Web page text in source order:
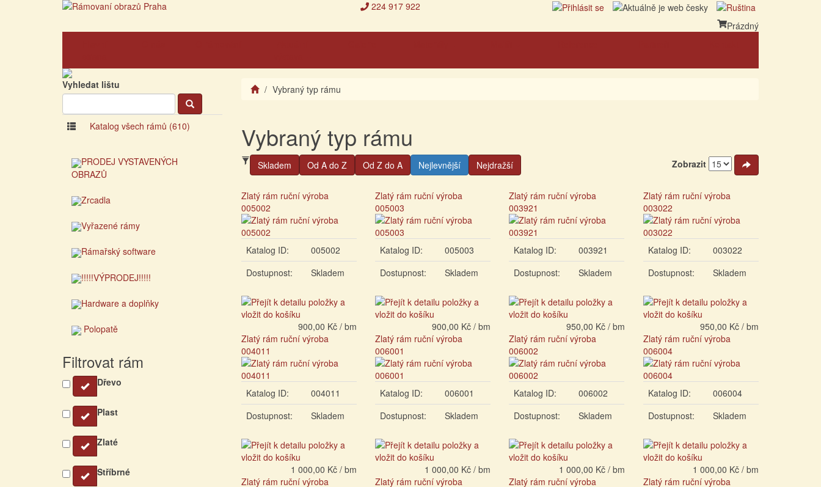
224 917 922
Prázdný
Vyhledat lištu
Katalog všech rámů (610)
PRODEJ VYSTAVENÝCH
OBRAZŮ
Zrcadla
Vyřazené rámy
Rámařský software
!!!!!VÝPRODEJ!!!!!
Hardware a doplňky
Polopatě
Filtrovat rám
Dřevo
Plast
Zlaté
Stříbrné
Vybraný typ rámu
Vybraný typ rámu
Skladem Od A do Z Od Z do A Nejlevnější Nejdražší Zobrazit
Zlatý rám ruční výroba
005002
Katalog ID:
005002
Dostupnost:
Skladem
900,00 Kč / bm
Zlatý rám ruční výroba
005003
Katalog ID:
005003
Dostupnost:
Skladem
900,00 Kč / bm
Zlatý rám ruční výroba
003921
Katalog ID:
003921
Dostupnost:
Skladem
950,00 Kč / bm
Zlatý rám ruční výroba
003022
Katalog ID:
003022
Dostupnost:
Skladem
950,00 Kč / bm
Zlatý rám ruční výroba
004011
Katalog ID:
004011
Dostupnost:
Skladem
1 000,00 Kč / bm
Zlatý rám ruční výroba
006001
Katalog ID:
006001
Dostupnost:
Skladem
1 000,00 Kč / bm
Zlatý rám ruční výroba
006002
Katalog ID:
006002
Dostupnost:
Skladem
1 000,00 Kč / bm
Zlatý rám ruční výroba
006004
Katalog ID:
006004
Dostupnost:
Skladem
1 000,00 Kč / bm
Zlatý rám ruční výroba
Zlatý rám ruční výroba
Zlatý rám ruční výroba
Zlatý rám ruční výroba